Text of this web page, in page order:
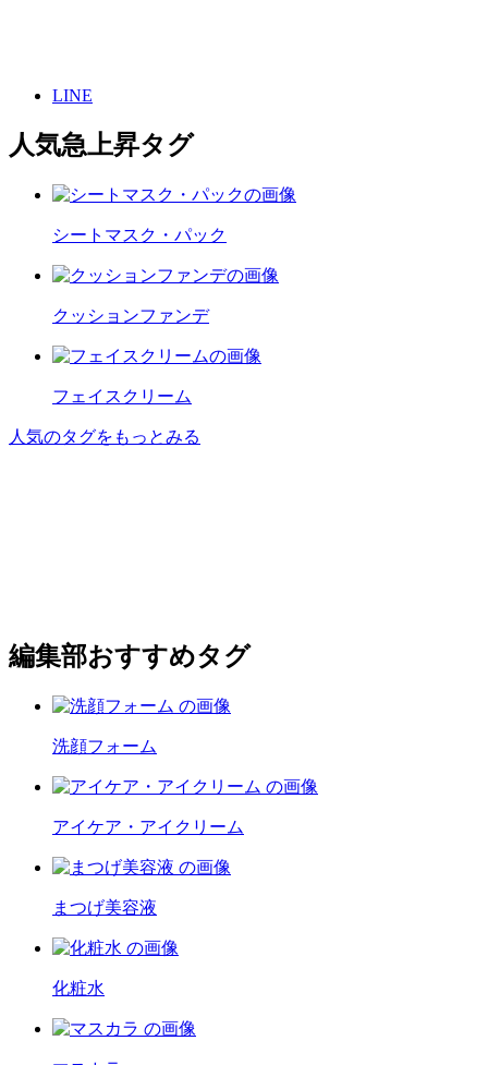
LINE
人気急上昇タグ
シートマスク・パック
クッションファンデ
フェイスクリーム
人気のタグをもっとみる
編集部おすすめタグ
洗顔フォーム
アイケア・アイクリーム
まつげ美容液
化粧水